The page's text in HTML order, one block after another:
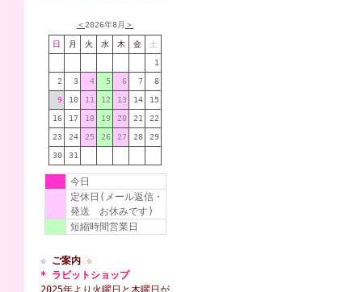
＜2026年8月 ＞
日 月 火 水 木 金 土
1
2 3 4 5 6 7 8
9 10 11 12 13 14 15
16 17 18 19 20 21 22
23 24 25 26 27 28 29
30 31
今日
定休日(メール返信・
発送 お休みです)
短縮時間営業日
☆ ご案内 ☆
* ラビットショップ
2025年より火曜日と木曜日が